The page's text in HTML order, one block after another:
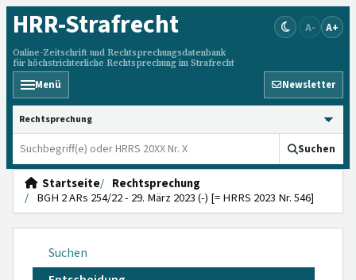
HRR-Strafrecht
Online-Zeitschrift und Rechtsprechungsdatenbank
für höchstrichterliche Rechtsprechung im Strafrecht
A- A+
Menü Newsletter
HRRS durchsuchen
Suchen
Startseite
Rechtsprechung
BGH 2 ARs 254/22 - 29. März 2023 (-) [= HRRS 2023 Nr. 546]
Suchen